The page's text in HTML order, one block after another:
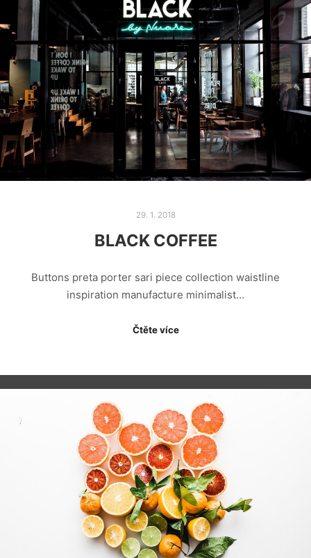
29. 1. 2018
BLACK COFFEE
Buttons preta porter sari piece collection waistline
inspiration manufacture minimalist…
Čtěte více